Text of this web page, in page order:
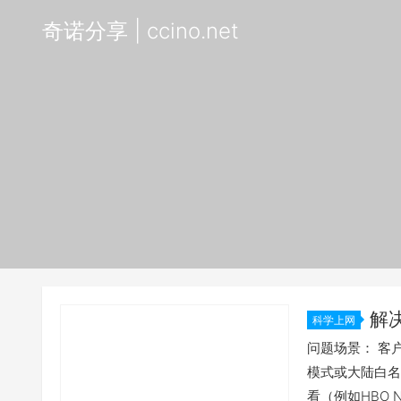
奇诺分享 | ccino.net
科学上网
解
的问题
问题场景： 客
模式或大陆白
看（例如HBO